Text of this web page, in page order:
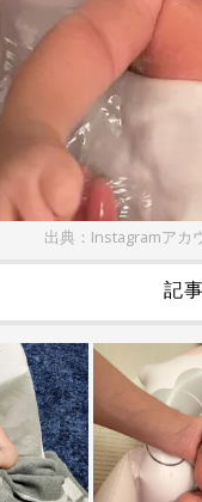
出典：Instagramアカ
記